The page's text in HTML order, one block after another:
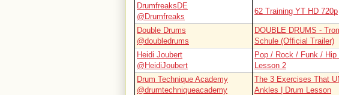
DrumfreaksDE
@Drumfreaks
62 Training YT HD 720p
Double Drums
@doubledrums
DOUBLE DRUMS -
Schule (Official Trailer)
Heidi Joubert
@HeidiJoubert
Pop / Rock / Funk / Hip
Lesson 2
Drum Technique Academy
@drumtechniqueacademy
The 3 Exercises That
Ankles | Drum Lesson